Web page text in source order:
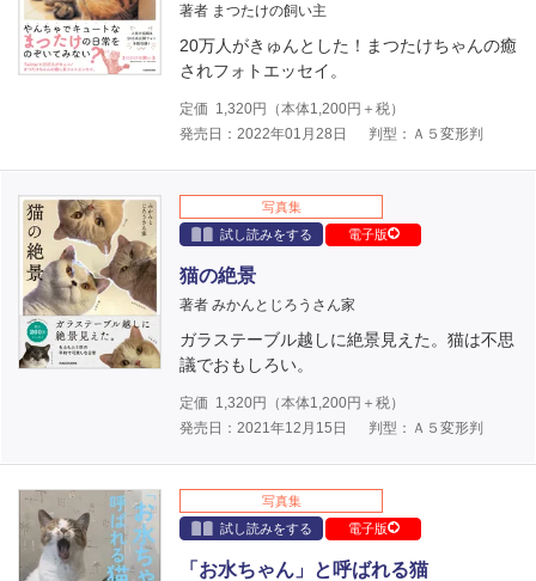
著者 まつたけの飼い主
20万人がきゅんとした！まつたけちゃんの癒
されフォトエッセイ。
定価 1,320円（本体1,200円＋税）
発売日：2022年01月28日
判型：Ａ５変形判
写真集
試し読みをする
電子版
猫の絶景
著者 みかんとじろうさん家
ガラステーブル越しに絶景見えた。猫は不思
議でおもしろい。
定価 1,320円（本体1,200円＋税）
発売日：2021年12月15日
判型：Ａ５変形判
写真集
試し読みをする
電子版
「お水ちゃん」と呼ばれる猫